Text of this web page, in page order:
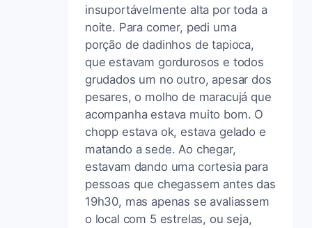
insuportávelmente alta por toda a
noite. Para comer, pedi uma
porção de dadinhos de tapioca,
que estavam gordurosos e todos
grudados um no outro, apesar dos
pesares, o molho de maracujá que
acompanha estava muito bom. O
chopp estava ok, estava gelado e
matando a sede. Ao chegar,
estavam dando uma cortesia para
pessoas que chegassem antes das
19h30, mas apenas se avaliassem
o local com 5 estrelas, ou seja,